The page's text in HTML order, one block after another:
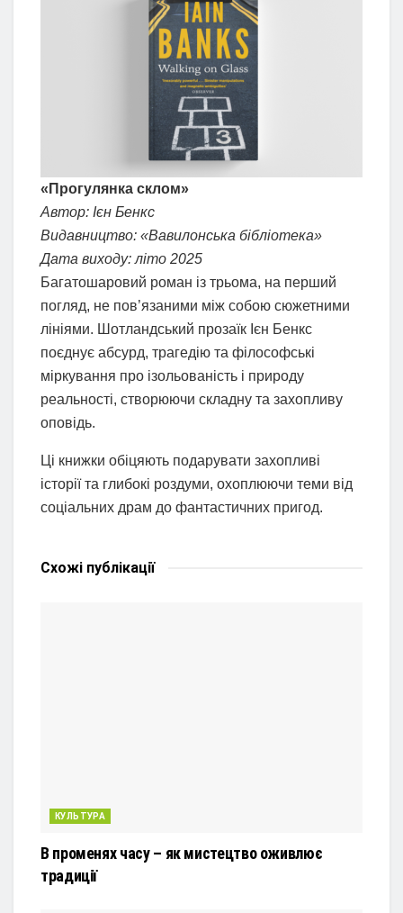
«Прогулянка склом»
Автор: Ієн Бенкс
Видавництво: «Вавилонська бібліотека»
Дата виходу: літо 2025
Багатошаровий роман із трьома, на перший
погляд, не пов’язаними між собою сюжетними
лініями. Шотландський прозаїк Ієн Бенкс
поєднує абсурд, трагедію та філософські
міркування про ізольованість і природу
реальності, створюючи складну та захопливу
оповідь.
Ці книжки обіцяють подарувати захопливі
історії та глибокі роздуми, охоплюючи теми від
соціальних драм до фантастичних пригод.
Схожі публікації
КУЛЬТУРА
В променях часу – як мистецтво оживлює
традиції